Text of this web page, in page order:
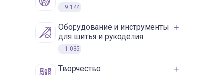
9 144
оборудование и инструменты
для шитья и рукоделия
1 035
творчество